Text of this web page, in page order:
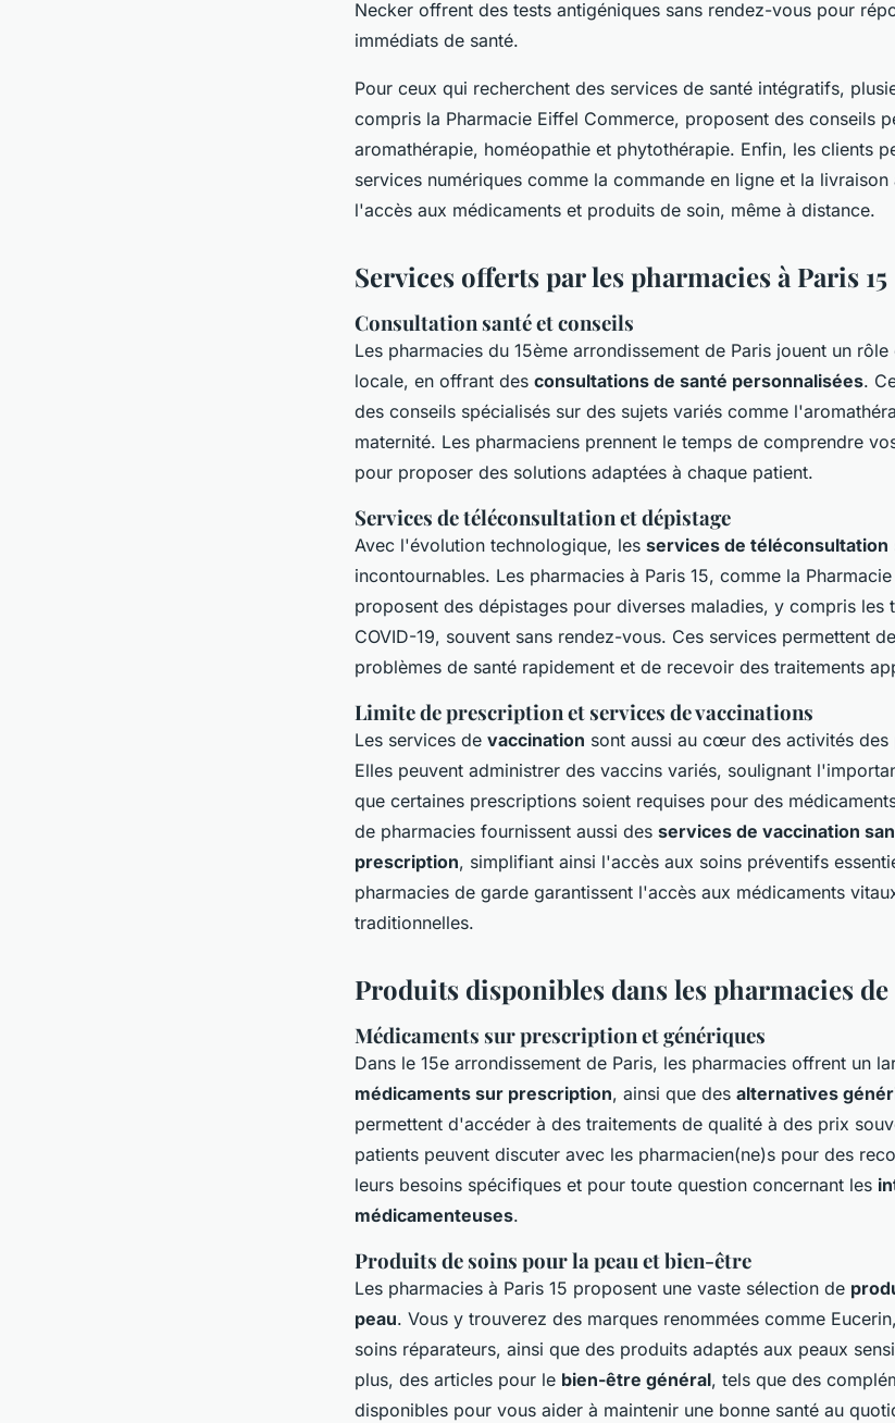
Necker offrent des tests antigéniques sans rendez-vous pour
immédiats de santé.
Pour ceux qui recherchent des services de santé intégratifs,
compris la Pharmacie Eiffel Commerce, proposent des conseils
aromathérapie, homéopathie et phytothérapie. Enfin, les clients
services numériques comme la commande en ligne et la
l'accès aux médicaments et produits de soin, même à distance.
Services offerts par les pharmacies à Paris 15
Consultation santé et conseils
Les pharmacies du 15ème arrondissement de Paris jouent un
locale, en offrant des consultations de santé personnalisées.
des conseils spécialisés sur des sujets variés comme
maternité. Les pharmaciens prennent le temps de comprendre
pour proposer des solutions adaptées à chaque patient.
Services de téléconsultation et dépistage
Avec l'évolution technologique, les services de téléconsultation
incontournables. Les pharmacies à Paris 15, comme la
proposent des dépistages pour diverses maladies, y compris les
COVID-19, souvent sans rendez-vous. Ces services permettent
problèmes de santé rapidement et de recevoir des traitements
Limite de prescription et services de vaccinations
Les services de vaccination sont aussi au cœur des activités des
Elles peuvent administrer des vaccins variés, soulignant
que certaines prescriptions soient requises pour des
de pharmacies fournissent aussi des services de vaccination
prescription, simplifiant ainsi l'accès aux soins préventifs
pharmacies de garde garantissent l'accès aux médicaments
traditionnelles.
Produits disponibles dans les pharmacies de
Médicaments sur prescription et génériques
Dans le 15e arrondissement de Paris, les pharmacies offrent un
médicaments sur prescription, ainsi que des alternatives
permettent d'accéder à des traitements de qualité à des prix
patients peuvent discuter avec les pharmacien(ne)s pour des
leurs besoins spécifiques et pour toute question concernant les
médicamenteuses.
Produits de soins pour la peau et bien-être
Les pharmacies à Paris 15 proposent une vaste sélection de
peau. Vous y trouverez des marques renommées comme
soins réparateurs, ainsi que des produits adaptés aux peaux
plus, des articles pour le bien-être général, tels que des
disponibles pour vous aider à maintenir une bonne santé au